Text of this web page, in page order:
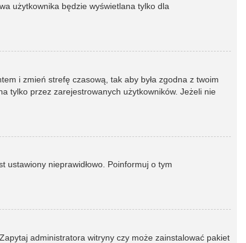
użytkownika będzie wyświetlana tylko dla
i zmień strefę czasową, tak aby była zgodna z twoim
tylko przez zarejestrowanych użytkowników. Jeżeli nie
ustawiony nieprawidłowo. Poinformuj o tym
administratora witryny czy może zainstalować pakiet